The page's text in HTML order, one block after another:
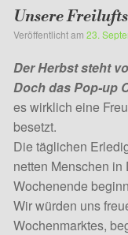
Unsere
Veröffentlicht am 23.
Der Herbst steht
Doch das Pop-up
es wirklich eine
besetzt.
Die täglichen
netten Menschen
Wochenende
Wir würden uns
Wochenmarktes,